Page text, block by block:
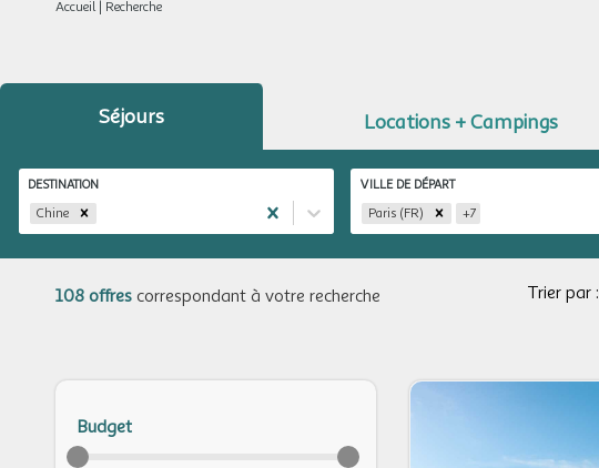
Accueil Recherche
Séjours Locations + Campings
DESTINATION
Chine
VILLE DE DÉPART
Paris (FR) +7
108 offres correspondant à votre recherche Trier par :
Budget